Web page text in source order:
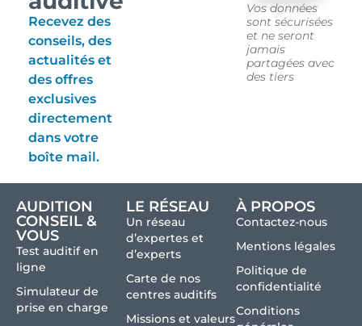
Recevez des
conseils, des
actualités et
des offres
exclusives
directement
dans votre
boîte mail.
Vos données
sont sécurisées
et ne seront
jamais
partagées avec
des tiers
AUDITION
CONSEIL &
VOUS
Test auditif en
ligne
Simulateur de
prise en charge
LE RÉSEAU
Un réseau
d’expertes et
d’experts
Carte de nos
centres auditifs
Missions et valeurs
À PROPOS
Contactez-nous
Mentions légales
Politique de
confidentialité
Conditions